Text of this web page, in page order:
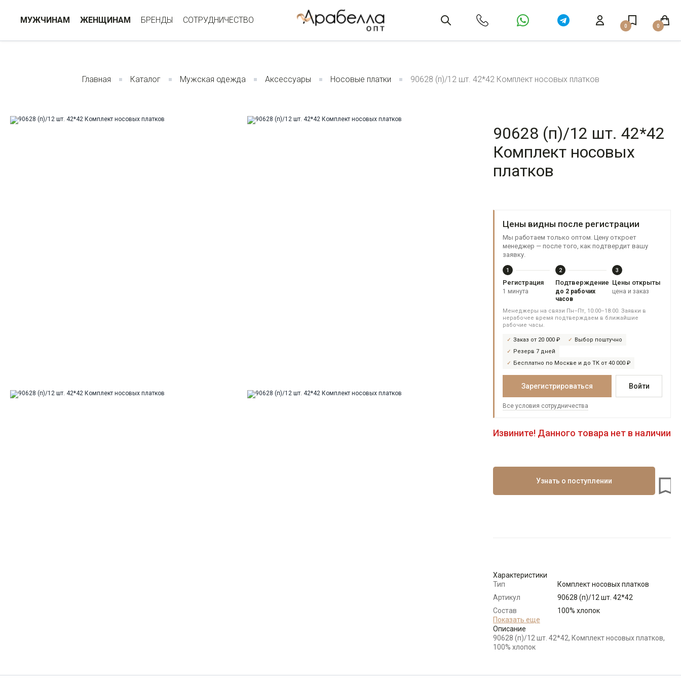
МУЖЧИНАМ ЖЕНЩИНАМ БРЕНДЫ СОТРУДНИЧЕСТВО
0 0
Главная Каталог Мужская одежда Аксессуары Носовые платки 90628 (п)/12 шт. 42*42 Комплект носовых платков
90628 (п)/12 шт. 42*42
Комплект носовых
платков
Цены видны после регистрации
Мы работаем только оптом. Цену откроет
менеджер — после того, как подтвердит вашу
заявку.
1
Регистрация
1 минута
2
Подтверждение
до 2 рабочих
часов
3
Цены открыты
цена и заказ
Менеджеры на связи Пн–Пт, 10:00–18:00. Заявки в
нерабочее время подтверждаем в ближайшие
рабочие часы.
Заказ от 20 000 ₽
Выбор поштучно
Резерв 7 дней
Бесплатно по Москве и до ТК от 40 000 ₽
Зарегистрироваться Войти
Все условия сотрудничества
Извините! Данного товара нет в наличии
Узнать о поступлении
Характеристики
Тип
Комплект носовых платков
Артикул
90628 (п)/12 шт. 42*42
Состав
сырья
100% хлопок
Бренд
Цвет
Показать еще
Описание
90628 (п)/12 шт. 42*42, Комплект носовых платков,
100% хлопок